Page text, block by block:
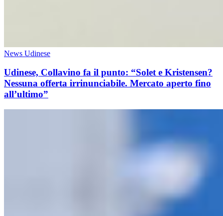
News Udinese
Udinese, Collavino fa il punto: “Solet e Kristensen?
Nessuna offerta irrinunciabile. Mercato aperto fino
all’ultimo”